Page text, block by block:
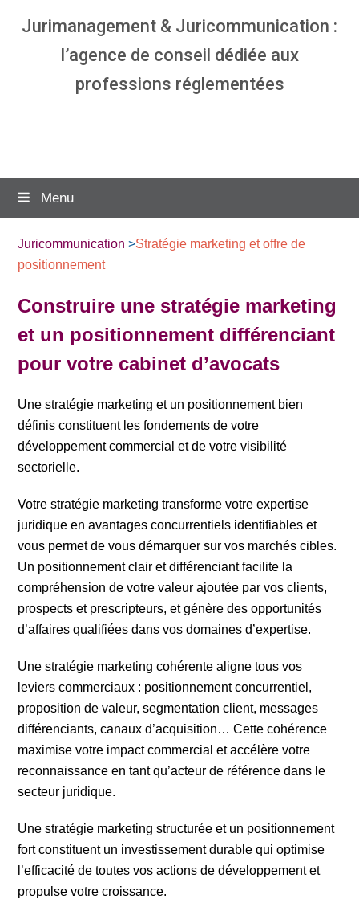
Jurimanagement & Juricommunication :
l’agence de conseil dédiée aux
professions réglementées
Menu
Juricommunication >Stratégie marketing et offre de
positionnement
Construire une stratégie marketing
et un positionnement différenciant
pour votre cabinet d’avocats
Une stratégie marketing et un positionnement bien
définis constituent les fondements de votre
développement commercial et de votre visibilité
sectorielle.
Votre stratégie marketing transforme votre expertise
juridique en avantages concurrentiels identifiables et
vous permet de vous démarquer sur vos marchés cibles.
Un positionnement clair et différenciant facilite la
compréhension de votre valeur ajoutée par vos clients,
prospects et prescripteurs, et génère des opportunités
d’affaires qualifiées dans vos domaines d’expertise.
Une stratégie marketing cohérente aligne tous vos
leviers commerciaux : positionnement concurrentiel,
proposition de valeur, segmentation client, messages
différenciants, canaux d’acquisition… Cette cohérence
maximise votre impact commercial et accélère votre
reconnaissance en tant qu’acteur de référence dans le
secteur juridique.
Une stratégie marketing structurée et un positionnement
fort constituent un investissement durable qui optimise
l’efficacité de toutes vos actions de développement et
propulse votre croissance.